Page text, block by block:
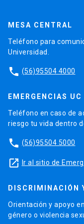
MESA CENTRAL
Teléfono para
Universidad.
phone (56)95504 4000
EMERGENCIAS UC
Teléfono en caso de
riesgo tu vida dentro
phone (56)95504 5000
launch Ir al sitio de
DISCRIMINACIÓN
Orientación y apoyo
género o violencia